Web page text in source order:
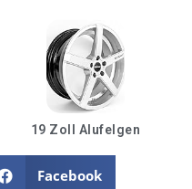
19 Zoll Alufelgen
Facebook